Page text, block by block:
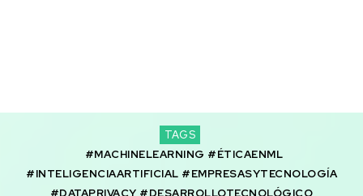
TAGS
#MACHINELEARNING #ÉTICAENML
#INTELIGENCIAARTIFICIAL #EMPRESASYTECNOLOGÍA
#DATAPRIVACY #DESARROLLOTECNOLÓGICO